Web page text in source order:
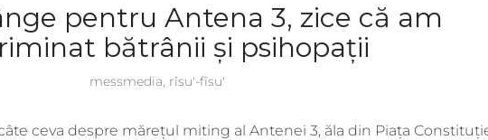
pentru Antena 3, zice că am
bătrânii și psihopații
messmedia, rîsu'-fîsu'
câte ceva despre mărețul miting al Antenei 3, ăla din Piața